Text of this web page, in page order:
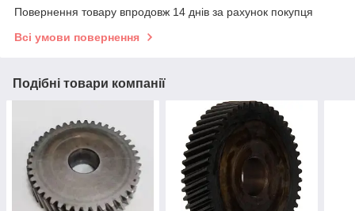
Повернення товару впродовж 14 днів за рахунок покупця
Всі умови повернення
Подібні товари компанії